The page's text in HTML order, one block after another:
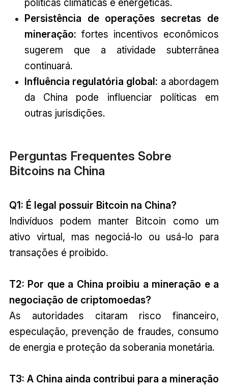
Persistência de operações secretas de
mineração: fortes incentivos econômicos
sugerem que a atividade subterrânea
continuará.
Influência regulatória global: a abordagem
da China pode influenciar políticas em
outras jurisdições.
Perguntas Frequentes Sobre
Bitcoins na China
Q1: É legal possuir Bitcoin na China?
Indivíduos podem manter Bitcoin como um
ativo virtual, mas negociá-lo ou usá-lo para
transações é proibido.
T2: Por que a China proibiu a mineração e a
negociação de criptomoedas?
As autoridades citaram risco financeiro,
especulação, prevenção de fraudes, consumo
de energia e proteção da soberania monetária.
T3: A China ainda contribui para a mineração